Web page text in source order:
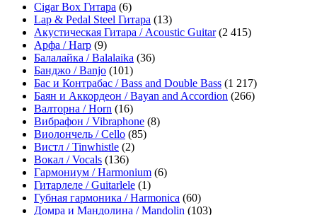
Cigar Box Гитара (6)
Lap & Pedal Steel Гитара (13)
Акустическая Гитара / Acoustic Guitar(2 415)
Арфа / Harp (9)
Балалайка / Balalaika (36)
Банджо / Banjo (101)
Бас и Контрабас / Bass and Double Bass (1 217)
Баян и Аккордеон / Bayan and Accordion (266)
Валторна / Horn (16)
Вибрафон / Vibraphone (8)
Виолончель / Cello (85)
Вистл / Tinwhistle (2)
Вокал / Vocals (136)
Гармониум / Harmonium (6)
Гитарлеле / Guitarlele (1)
Губная гармоника / Harmonica (60)
Домра и Мандолина / Mandolin (103)